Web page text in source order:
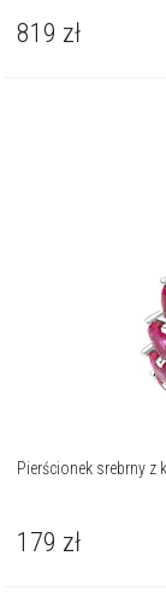
819 zł
Pierścionek srebrny z
179 zł